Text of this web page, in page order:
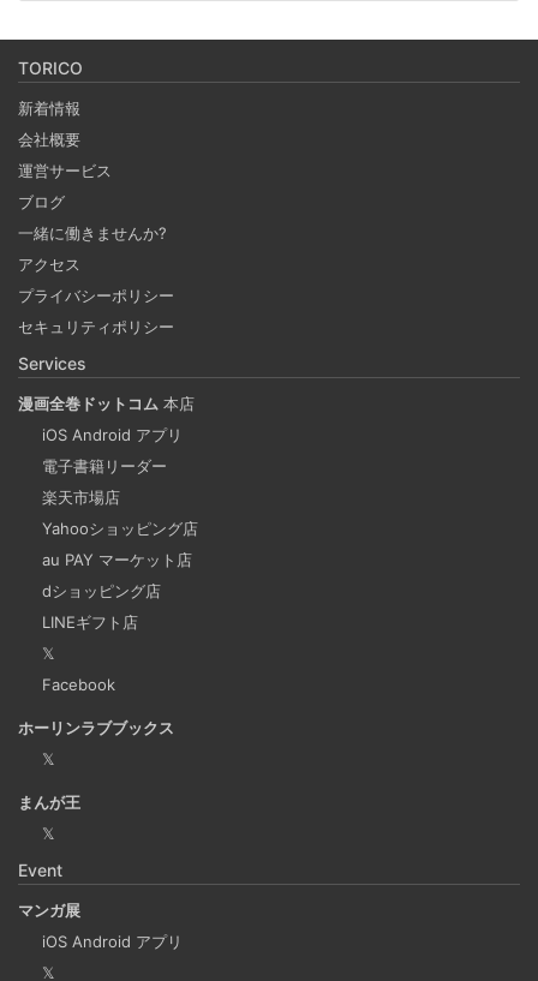
ィ対策とその影響について簡単にご紹介します。
Coima + Rosetta 2 で、Apple Silicon 上で x86_64
の Docker イメージをビルドする (Docker desktop
やめる)
2025-03-24
Docker Desktop を使わずに、Mac で x86 の Docker イメ
ージのビルドをする手順を書いています。Colima と
Rosetta2 を使って、クロスアーキテクチャーでビルドする
方法です。Lima, QEmu, nerdctl の実例も記載しています。
2025-03-21
についてご紹介します。 Slackでは、業務で決めたことや会
議の開始前にリマインダーを設定しておくと、とても便利
です。 忙しいと、いくらスケジュールを頭に入れていて
も、仕事に没頭してしまい、他の業務や会議の開始時間を
過ぎてしまうことがあります。そんな経験がある方には、
この機能が非常に役立つと思います。
Laravelを使って簡単にReactを開発できる環境を作
成する
2025-03-18
Laravelを使って簡単にReactの開発環境を構築する。 以前
はPython（Django）＋React（TypeScript）で挫折した
が、今回は得意なPHP（Laravel）をバックエンドにするこ
TORICO
新着情報
会社概要
運営サービス
ブログ
一緒に働きませんか?
アクセス
プライバシーポリシー
セキュリティポリシー
Services
漫画全巻ドットコム 本店
iOS Android アプリ
電子書籍リーダー
楽天市場店
Yahooショッピング店
au PAY マーケット店
dショッピング店
LINEギフト店
𝕏
Facebook
ホーリンラブブックス
𝕏
まんが王
𝕏
Event
マンガ展
iOS Android アプリ
𝕏